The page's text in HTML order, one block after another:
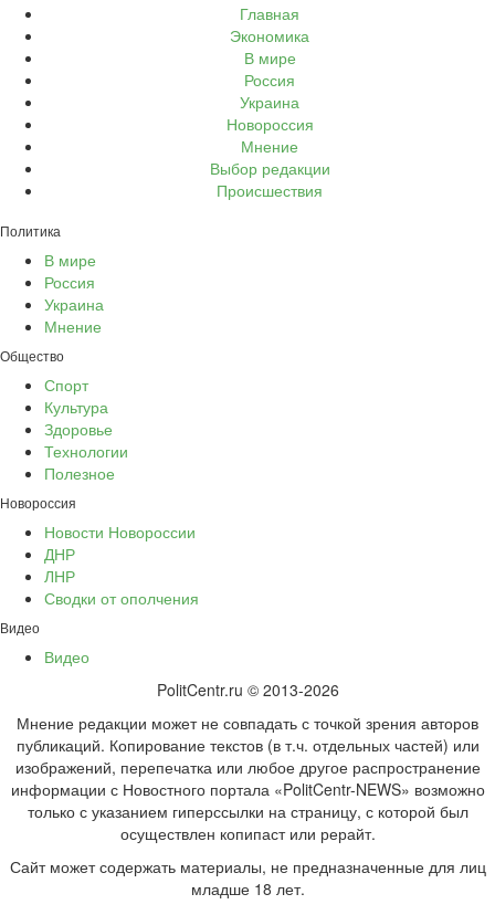
Главная
Экономика
В мире
Россия
Украина
Новороссия
Мнение
Выбор редакции
Происшествия
Политика
В мире
Россия
Украина
Мнение
Общество
Спорт
Культура
Здоровье
Технологии
Полезное
Новороссия
Новости Новороссии
ДНР
ЛНР
Сводки от ополчения
Видео
Видео
PolitCentr.ru © 2013-2026
Мнение редакции может не совпадать с точкой зрения авторов
публикаций. Копирование текстов (в т.ч. отдельных частей) или
изображений, перепечатка или любое другое распространение
информации с Новостного портала «PolitCentr-NEWS» возможно
только с указанием гиперссылки на страницу, с которой был
осуществлен копипаст или рерайт.
Сайт может содержать материалы, не предназначенные для лиц
младше 18 лет.